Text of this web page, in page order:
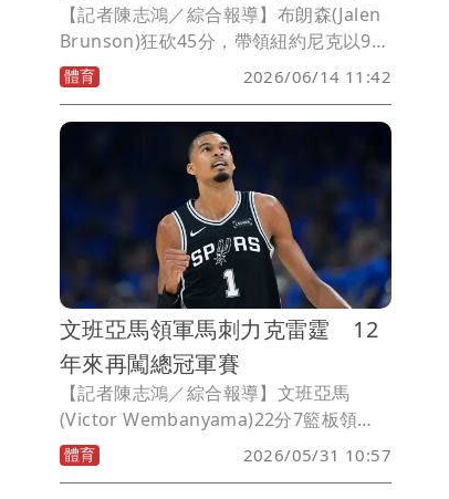
【記者陳志鴻／綜合報導】布朗森(Jalen
Brunson)狂砍45分，帶領紐約尼克以94
比90逆轉地主聖安東尼奧馬刺，以4比1奪
下總冠軍，這是尼克自1973年，53年後
再度奪冠，這也是隊史第3冠，布朗森沒
意外地獲選為總冠軍賽MVP(FMVP)。
體育 2026/06/14 11:42
文班亞馬領軍馬刺力克雷霆 12
年來再闖總冠軍賽
【記者陳志鴻／綜合報導】文班亞馬
(Victor Wembanyama)22分7籃板領
軍，聖安東尼奧馬刺在搶七大戰以111比
103勝出，中斷奧克拉荷馬雷霆衛冕之
體育 2026/05/31 10:57